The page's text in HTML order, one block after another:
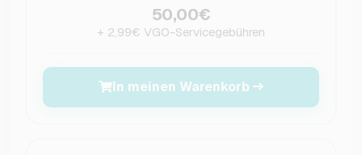
50,00€
+ 2,99€ VGO-Servicegebühren
In meinen Warenkorb